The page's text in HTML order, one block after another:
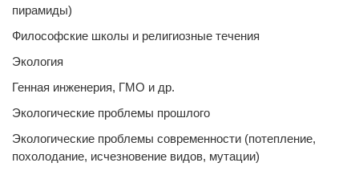
пирамиды)
Философские школы и религиозные течения
Экология
Генная инженерия, ГМО и др.
Экологические проблемы прошлого
Экологические проблемы современности (потепление,
похолодание, исчезновение видов, мутации)